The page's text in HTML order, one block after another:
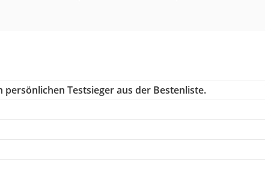
persönlichen Testsieger aus der Bestenliste.